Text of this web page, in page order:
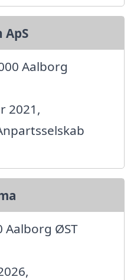
Aalborg
2021,
Aalborg ØST